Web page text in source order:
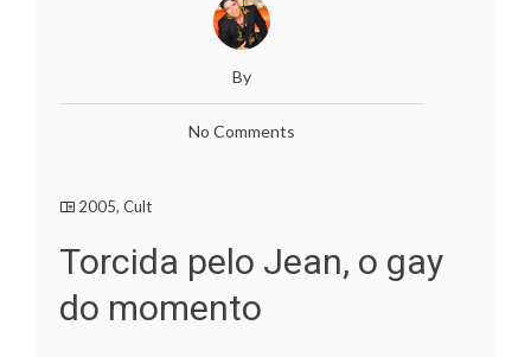
By
No Comments
2005, Cult
Torcida pelo Jean, o gay
do momento